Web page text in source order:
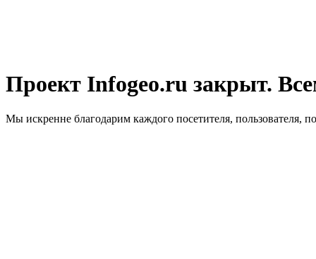
Проект Infogeo.ru закрыт.
Мы искренне благодарим каждого посетителя, пользователя,